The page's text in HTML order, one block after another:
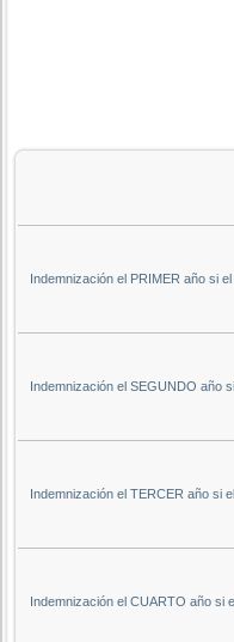
Indemnización el PRIMER año si
Indemnización el SEGUNDO año
Indemnización el TERCER año si
Indemnización el CUARTO año si